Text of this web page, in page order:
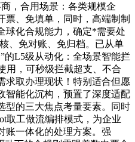
，合用场景：各类规模企
票、免填单，同时，高端制制
球化合规能力，确定*需要处
、免对账、免归档。已从单
的L5级从动化：全场景智能拦
用，可秒级拦截超支、不合
求取办理现状！特别适合但愿
智能化沉构，预置了深度适配
型的三大焦点考量要素。同时
取工做流编排模式，为企业
账一体化的处理方案。强